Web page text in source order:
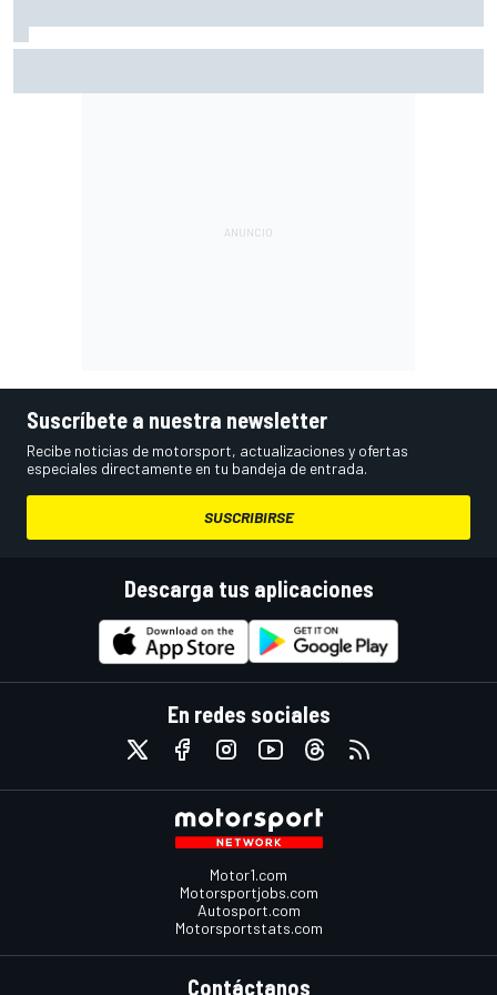
Suscríbete a nuestra newsletter
Recibe noticias de motorsport, actualizaciones y ofertas
especiales directamente en tu bandeja de entrada.
SUSCRIBIRSE
Descarga tus aplicaciones
En redes sociales
Motor1.com
Motorsportjobs.com
Autosport.com
Motorsportstats.com
Contáctanos